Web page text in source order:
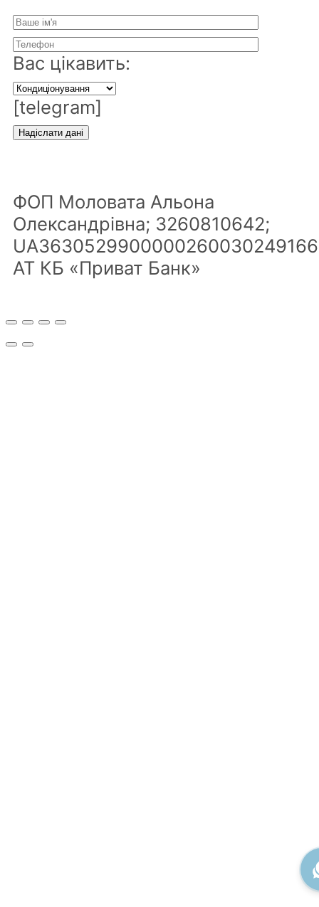
Вас цікавить:
[telegram]
ФОП Моловата Альона
Олександрівна; 3260810642;
АТ КБ «Приват Банк»